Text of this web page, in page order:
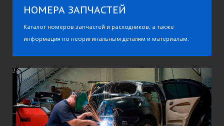
RENAULT SYMBOL
НОМЕРА ЗАПЧАСТЕЙ
Каталог номеров запчастей и расходников, а также
информация по неоригинальным деталям и материалам.